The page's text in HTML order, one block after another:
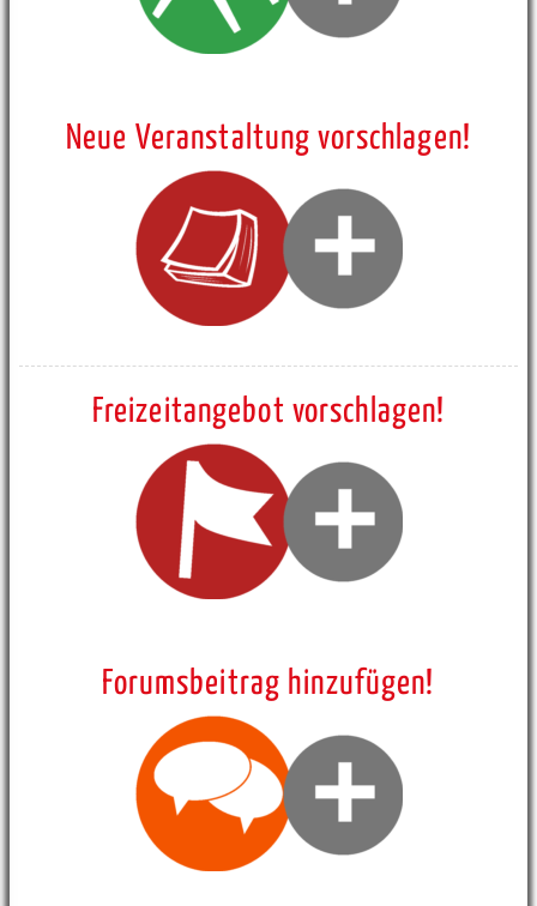
Neue Veranstaltung vorschlagen!
Freizeitangebot vorschlagen!
Forumsbeitrag hinzufügen!